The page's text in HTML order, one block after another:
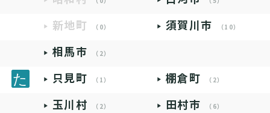
新地町 （0） 須賀川市 （10）
相馬市 （2）
只見町 （1） 棚倉町 （2）
玉川村 （2） 田村市 （6）